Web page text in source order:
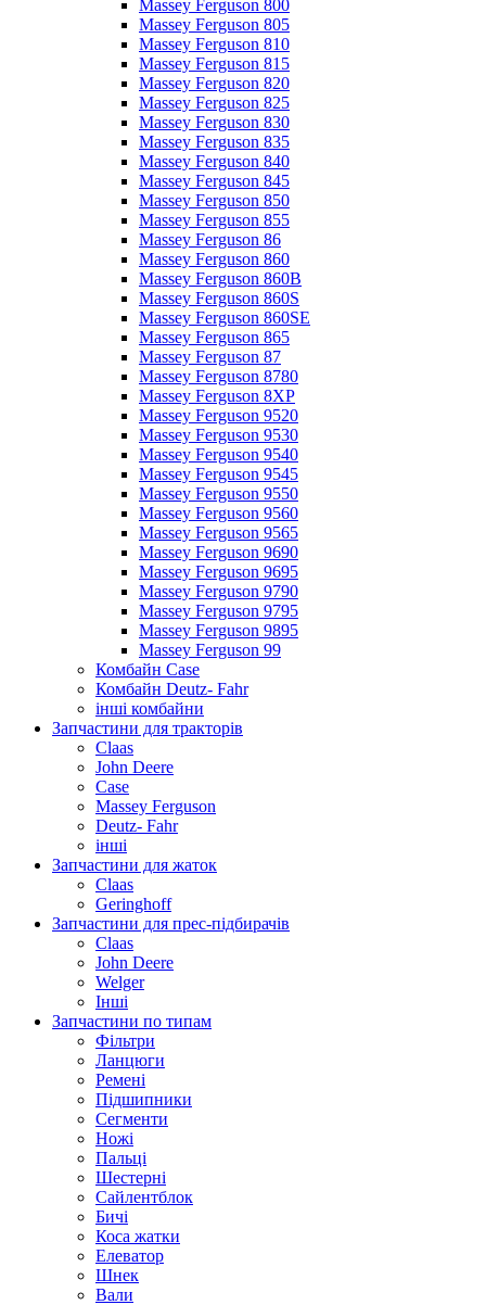
Massey Ferguson 800
Massey Ferguson 805
Massey Ferguson 810
Massey Ferguson 815
Massey Ferguson 820
Massey Ferguson 825
Massey Ferguson 830
Massey Ferguson 835
Massey Ferguson 840
Massey Ferguson 845
Massey Ferguson 850
Massey Ferguson 855
Massey Ferguson 86
Massey Ferguson 860
Massey Ferguson 860B
Massey Ferguson 860S
Massey Ferguson 860SE
Massey Ferguson 865
Massey Ferguson 87
Massey Ferguson 8780
Massey Ferguson 8XP
Massey Ferguson 9520
Massey Ferguson 9530
Massey Ferguson 9540
Massey Ferguson 9545
Massey Ferguson 9550
Massey Ferguson 9560
Massey Ferguson 9565
Massey Ferguson 9690
Massey Ferguson 9695
Massey Ferguson 9790
Massey Ferguson 9795
Massey Ferguson 9895
Massey Ferguson 99
Комбайн Case
Комбайн Deutz- Fahr
інші комбайни
Запчастини для тракторів
Claas
John Deere
Case
Massey Ferguson
Deutz- Fahr
інші
Запчастини для жаток
Claas
Geringhoff
Запчастини для прес-підбирачів
Claas
John Deere
Welger
Інші
Запчастини по типам
Фільтри
Ланцюги
Ремені
Підшипники
Сегменти
Ножі
Пальці
Шестерні
Сайлентблок
Бичі
Коса жатки
Елеватор
Шнек
Вали